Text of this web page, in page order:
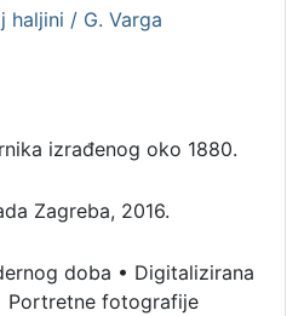
haljini / G. Varga
izrađenog oko 1880.
Zagreba, 2016.
doba • Digitalizirana
Portretne fotografije